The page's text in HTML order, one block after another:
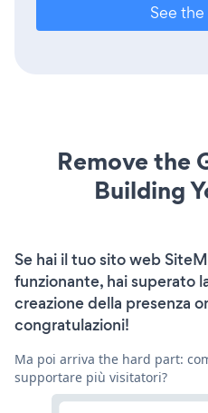
See
Remove the
Building
Se hai il tuo sito web
funzionante, hai superato
creazione della presenza
congratulazioni!
Ma poi arriva the hard part:
supportare più visitatori?